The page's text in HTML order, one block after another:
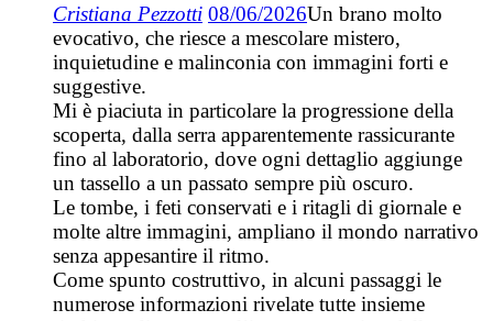
Cristiana Pezzotti 08/06/2026Un brano molto
evocativo, che riesce a mescolare mistero,
inquietudine e malinconia con immagini forti e
suggestive.
Mi è piaciuta in particolare la progressione della
scoperta, dalla serra apparentemente rassicurante
fino al laboratorio, dove ogni dettaglio aggiunge
un tassello a un passato sempre più oscuro.
Le tombe, i feti conservati e i ritagli di giornale e
molte altre immagini, ampliano il mondo narrativo
senza appesantire il ritmo.
Come spunto costruttivo, in alcuni passaggi le
numerose informazioni rivelate tutte insieme